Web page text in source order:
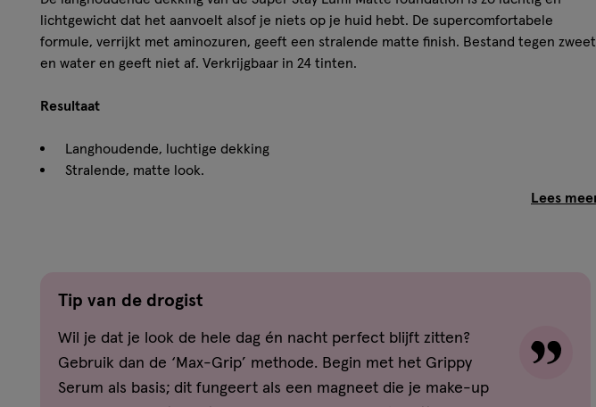
lichtgewicht dat het aanvoelt alsof je niets op je huid hebt. De supercomfortabele
formule, verrijkt met aminozuren, geeft een stralende matte finish. Bestand tegen zweet
en water en geeft niet af. Verkrijgbaar in 24 tinten.
Resultaat
Langhoudende, luchtige dekking
Stralende, matte look.
huid. Verdeel gelijkmatig over de huid met een foundationkwast, vingers of een make-
upspons. Breng indien nodig meer foundation aan voor een meer dekkende laag.
Tip van de drogist
Wil je dat je look de hele dag én nacht perfect blijft zitten?
Gebruik dan de ‘Max-Grip’ methode. Begin met het Grippy
Serum als basis; dit fungeert als een magneet die je make-up